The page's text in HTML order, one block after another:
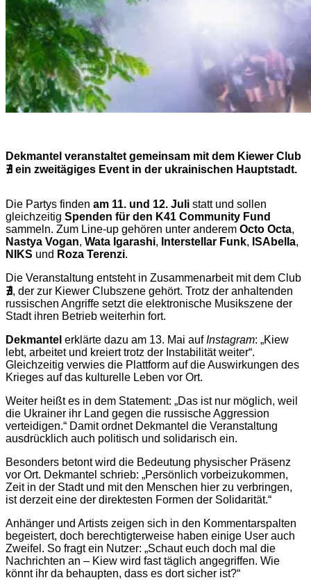
Dekmantel veranstaltet gemeinsam mit dem Kiewer Club
∄ ein zweitägiges Event in der ukrainischen Hauptstadt.
Die Partys finden am 11. und 12. Juli statt und sollen
gleichzeitig Spenden für den K41 Community Fund
sammeln. Zum Line-up gehören unter anderem Octo Octa,
Nastya Vogan, Wata Igarashi, Interstellar Funk, ISAbella,
NIKS und Roza Terenzi.
Die Veranstaltung entsteht in Zusammenarbeit mit dem Club
∄, der zur Kiewer Clubszene gehört. Trotz der anhaltenden
russischen Angriffe setzt die elektronische Musikszene der
Stadt ihren Betrieb weiterhin fort.
Dekmantel erklärte dazu am 13. Mai aufInstagram: „Kiew
lebt, arbeitet und kreiert trotz der Instabilität weiter“.
Gleichzeitig verwies die Plattform auf die Auswirkungen des
Krieges auf das kulturelle Leben vor Ort.
Weiter heißt es in dem Statement: „Das ist nur möglich, weil
die Ukrainer ihr Land gegen die russische Aggression
verteidigen.“ Damit ordnet Dekmantel die Veranstaltung
ausdrücklich auch politisch und solidarisch ein.
Besonders betont wird die Bedeutung physischer Präsenz
vor Ort. Dekmantel schrieb: „Persönlich vorbeizukommen,
Zeit in der Stadt und mit den Menschen hier zu verbringen,
ist derzeit eine der direktesten Formen der Solidarität.“
Anhänger und Artists zeigen sich in den Kommentarspalten
begeistert, doch berechtigterweise haben einige User auch
Zweifel. So fragt ein Nutzer: „Schaut euch doch mal die
Nachrichten an – Kiew wird fast täglich angegriffen. Wie
könnt ihr da behaupten, dass es dort sicher ist?“